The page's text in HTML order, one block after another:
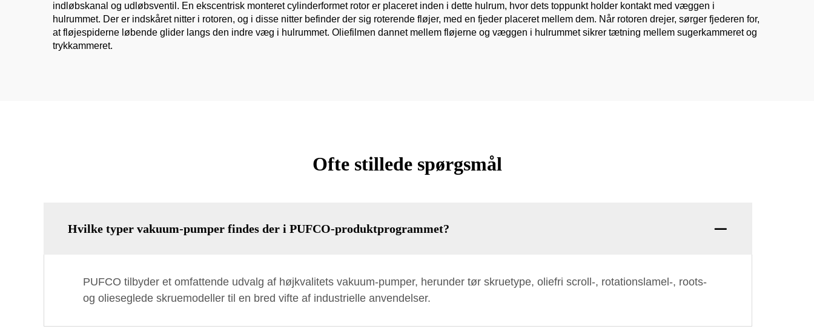
indløbskanal og udløbsventil. En ekscentrisk monteret cylinderformet rotor er placeret inden i dette hulrum, hvor dets toppunkt holder kontakt med væggen i
hulrummet. Der er indskåret nitter i rotoren, og i disse nitter befinder der sig roterende fløjer, med en fjeder placeret mellem dem. Når rotoren drejer, sørger fjederen for,
at fløjespiderne løbende glider langs den indre væg i hulrummet. Oliefilmen dannet mellem fløjerne og væggen i hulrummet sikrer tætning mellem sugerkammeret og
trykkammeret.
Ofte stillede spørgsmål
Hvilke typer vakuum-pumper findes der i PUFCO-produktprogrammet?
PUFCO tilbyder et omfattende udvalg af højkvalitets vakuum-pumper, herunder tør skruetype, oliefri scroll-, rotationslamel-, roots-
og olieseglede skruemodeller til en bred vifte af industrielle anvendelser.